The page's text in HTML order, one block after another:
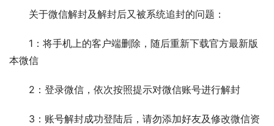
关于微信解封及解封后又被系统追封的问题：
1：将手机上的客户端删除，随后重新下载官方最新版
本微信
2：登录微信，依次按照提示对微信账号进行解封
3：账号解封成功登陆后，请勿添加好友及修改微信资